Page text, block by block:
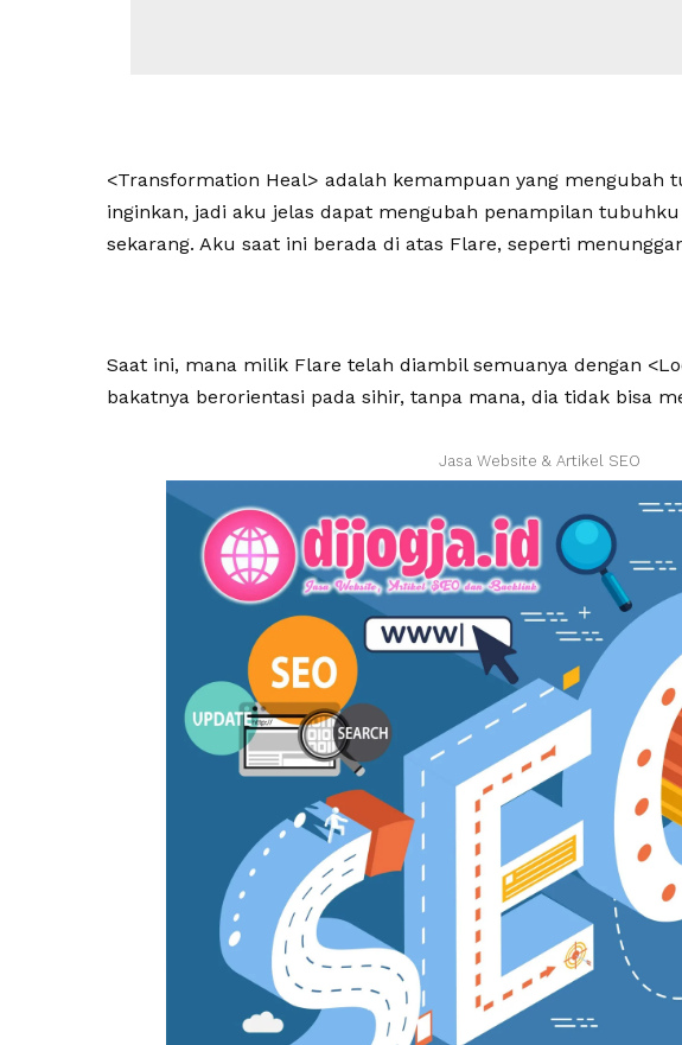
<Transformation Heal> adalah kemampuan yang mengubah
inginkan, jadi aku jelas dapat mengubah penampilan
sekarang. Aku saat ini berada di atas Flare, seperti
Saat ini, mana milik Flare telah diambil semuanya dengan
bakatnya berorientasi pada sihir, tanpa mana, dia tidak bisa
Jasa Website & Artikel SEO